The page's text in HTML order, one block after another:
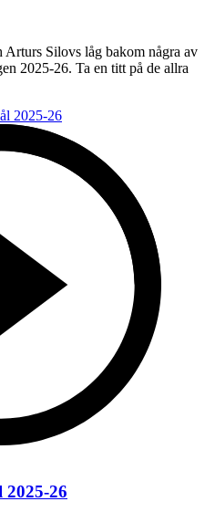
Arturs Silovs låg bakom några av
2025-26. Ta en titt på de allra
2025-26